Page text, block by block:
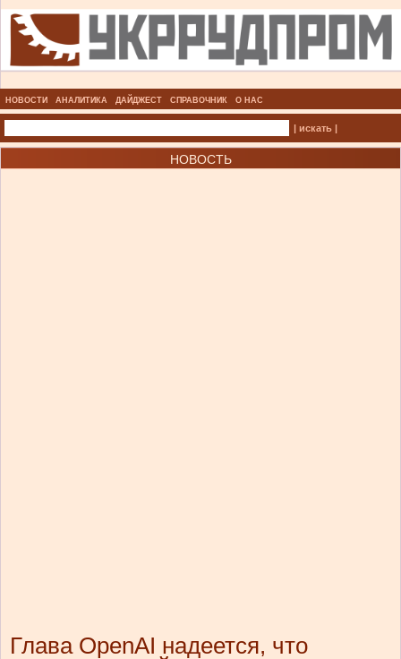
НОВОСТИ АНАЛИТИКА ДАЙДЖЕСТ СПРАВОЧНИК О НАС
| искать |
НОВОСТЬ
Глава OpenAI надеется, что